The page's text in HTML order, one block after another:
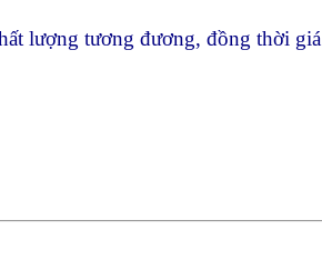
lượng tương đương, đồng thời giá